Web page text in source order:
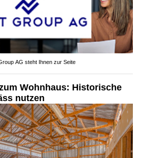
AG steht Ihnen zur Seite
Wohnhaus: Historische
nutzen